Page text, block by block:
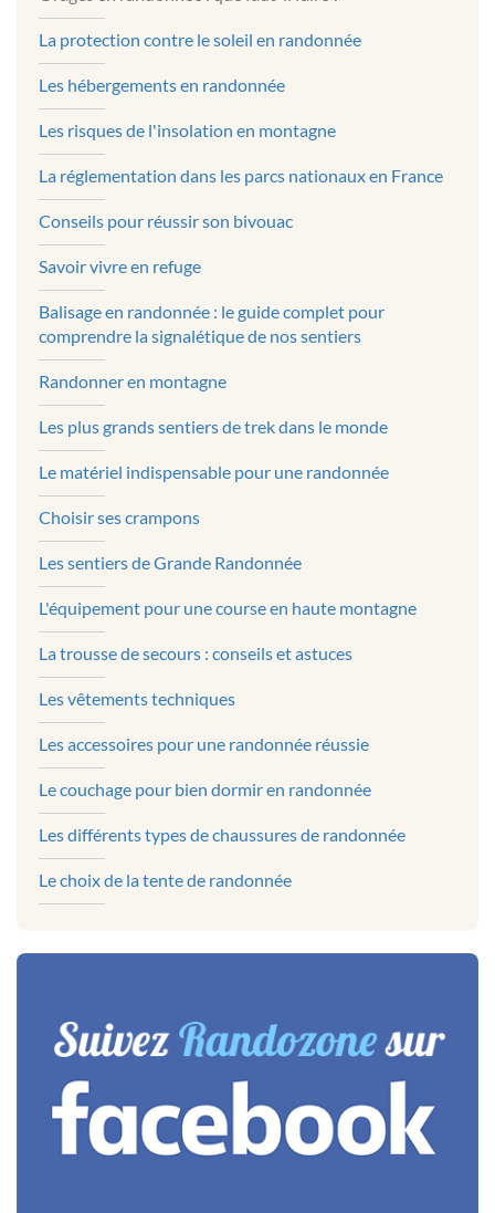
La protection contre le soleil en randonnée
Les hébergements en randonnée
Les risques de l'insolation en montagne
La réglementation dans les parcs nationaux en France
Conseils pour réussir son bivouac
Savoir vivre en refuge
Balisage en randonnée : le guide complet pour
comprendre la signalétique de nos sentiers
Randonner en montagne
Les plus grands sentiers de trek dans le monde
Le matériel indispensable pour une randonnée
Choisir ses crampons
Les sentiers de Grande Randonnée
L'équipement pour une course en haute montagne
La trousse de secours : conseils et astuces
Les vêtements techniques
Les accessoires pour une randonnée réussie
Le couchage pour bien dormir en randonnée
Les différents types de chaussures de randonnée
Le choix de la tente de randonnée